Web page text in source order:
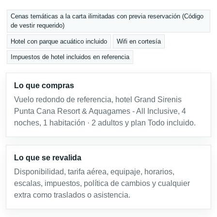
Cenas temáticas a la carta ilimitadas con previa reservación (Código
de vestir requerido)
Hotel con parque acuático incluido Wifi en cortesía
Impuestos de hotel incluidos en referencia
Lo que compras
Vuelo redondo de referencia, hotel Grand Sirenis
Punta Cana Resort & Aquagames - All Inclusive, 4
noches, 1 habitación · 2 adultos y plan Todo incluido.
Lo que se revalida
Disponibilidad, tarifa aérea, equipaje, horarios,
escalas, impuestos, política de cambios y cualquier
extra como traslados o asistencia.